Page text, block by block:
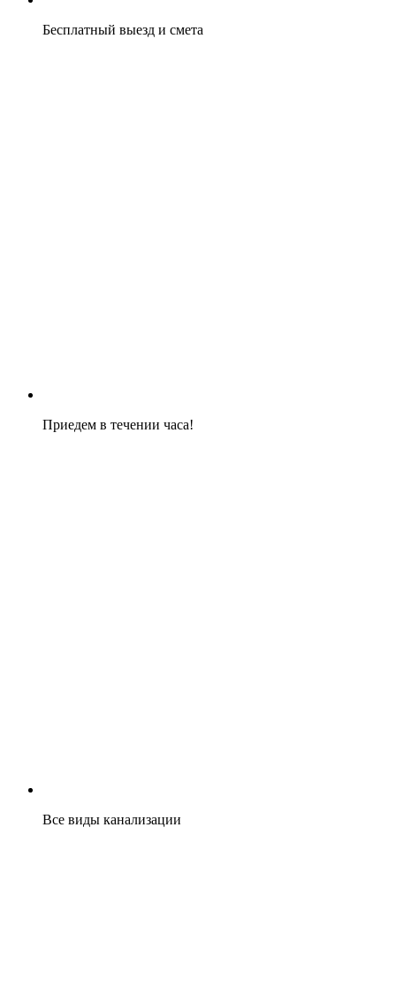
Бесплатный выезд и смета
Приедем в течении часа!
Все виды канализации